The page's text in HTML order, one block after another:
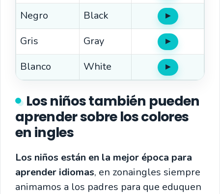
Negro Black ▶Oír
Gris Gray ▶Oír
Blanco White ▶Oír
Los niños también pueden
aprender sobre los colores
en ingles
Los niños están en la mejor época para
aprender idiomas, en zonaingles siempre
animamos a los padres para que eduquen